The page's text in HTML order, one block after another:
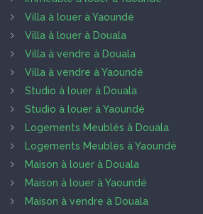
Villa à louer à Yaoundé
Villa à louer à Douala
Villa à vendre à Douala
Villa à vendre à Yaoundé
Studio à louer à Douala
Studio à louer à Yaoundé
Logements Meublés à Douala
Logements Meublés à Yaoundé
Maison à louer à Douala
Maison à louer à Yaoundé
Maison à vendre à Douala